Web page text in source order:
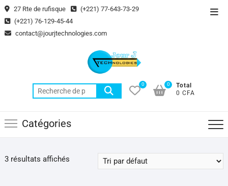
Skip
to
content
27 Rte de rufisque
(+221) 77-643-73-29
(+221) 76-129-45-44
contact@jourjtechnologies.com
Recherche
pour :
0
Total
0 CFA
0
Catégories
3 résultats affichés